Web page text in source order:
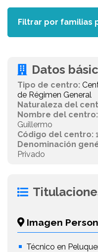
Datos
Tipo de centro:
de Régimen General
Naturaleza del
Nombre del centro:
Guillermo
Código del centro:
Denominación
Privado
Imagen
Técnico en
Filtrar por familias